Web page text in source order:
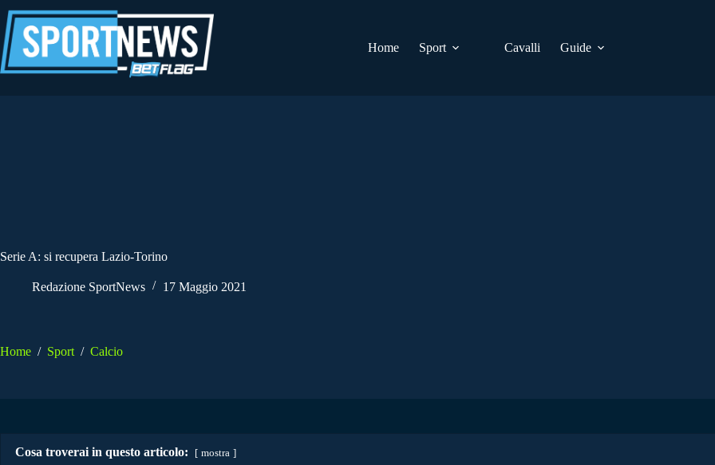
al
contenuto
Home
Sport Cavalli Guide
Serie A: si recupera Lazio-Torino
Redazione SportNews 17 Maggio 2021
Home / Sport / Calcio
Cosa troverai in questo articolo: mostra